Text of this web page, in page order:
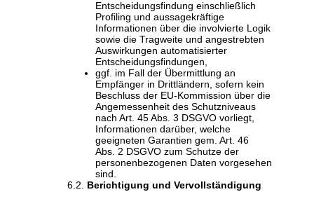
Entscheidungsfindung einschließlich
Profiling und aussagekräftige
Informationen über die involvierte Logik
sowie die Tragweite und angestrebten
Auswirkungen automatisierter
Entscheidungsfindungen,
ggf. im Fall der Übermittlung an
Empfänger in Drittländern, sofern kein
Beschluss der EU-Kommission über die
Angemessenheit des Schutzniveaus
nach Art. 45 Abs. 3 DSGVO vorliegt,
Informationen darüber, welche
geeigneten Garantien gem. Art. 46
Abs. 2 DSGVO zum Schutze der
personenbezogenen Daten vorgesehen
sind.
Berichtigung und Vervollständigung